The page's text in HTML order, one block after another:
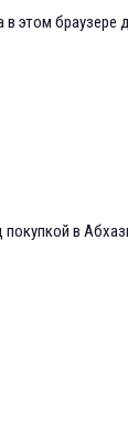
в этом
в